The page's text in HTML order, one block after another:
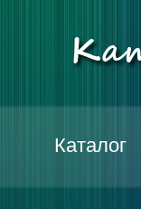
Каталог